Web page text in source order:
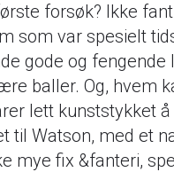
forsøk? Ikke
som var spesielt
gode og fengende
baller. Og, hvem
lett kunststykket
til Watson, med et
mye fix &fanteri,